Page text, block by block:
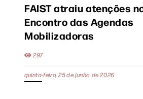
FAIST atraiu atenções
Encontro das Agendas
Mobilizadoras
297
quinta-feira, 25 de junho de 2026